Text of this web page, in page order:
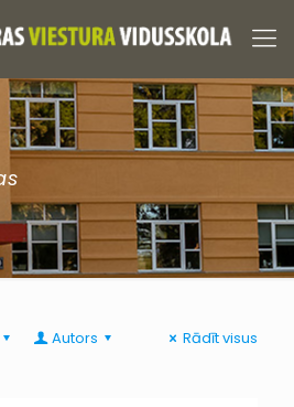
Autors Rādīt visus